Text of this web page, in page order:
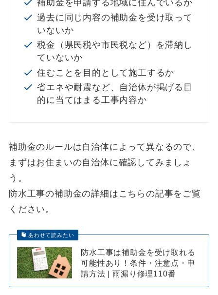
補助金を申請する地域に住んでいるか
過去に同じ内容の補助金を受け取って
いないか
税金（県民税や市民税など）を滞納し
ていないか
住むことを目的として施工するか
省エネや耐震など、自治体が掲げる目
的に当てはまる工事内容か
補助金のルールは自治体によって異なるので、
まずはお住まいの自治体に確認してみましょ
う。
防水工事の補助金の詳細はこちらの記事をご覧
ください。
あわせて読みたい
防水工事は補助金を受け取れる
可能性あり！条件・注意点・申
請方法 | 雨漏り修理110番